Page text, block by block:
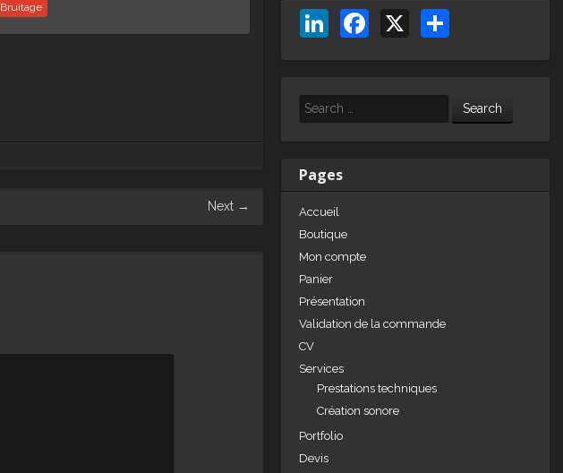
Bruitage
Next →
Li
e
n
o
X
g
Search
Pages
Accueil
Boutique
Mon compte
Panier
Présentation
Validation de la commande
CV
Services
Prestations techniques
Création sonore
Portfolio
Devis